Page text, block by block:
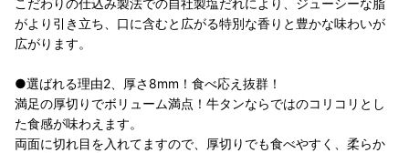
こだわりの仕込み製法での自社製塩だれにより、ジューシーな脂
がより引き立ち、口に含むと広がる特別な香りと豊かな味わいが
広がります。
●選ばれる理由2、厚さ8mm！食べ応え抜群！
満足の厚切りでボリューム満点！牛タンならではのコリコリとし
た食感が味わえます。
両面に切れ目を入れてますので、厚切りでも食べやすく、柔らか